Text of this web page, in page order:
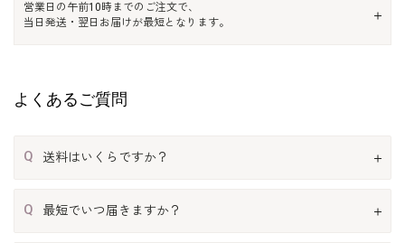
営業日の午前10時までのご注文で、
当日発送・翌日お届けが最短となります。
よくあるご質問
Q 送料はいくらですか？
Q 最短でいつ届きますか？